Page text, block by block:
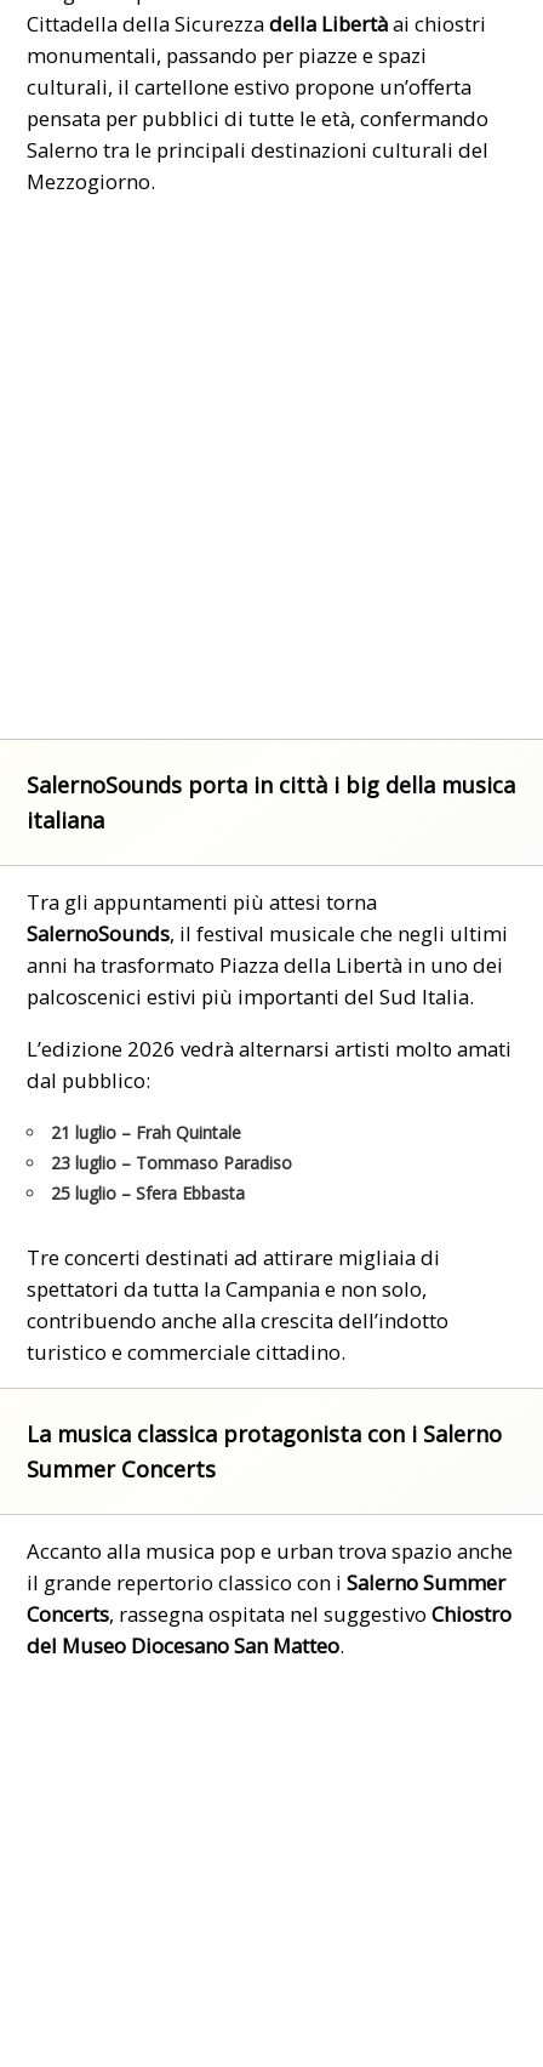
Cittadella della Sicurezzadella Libertàai chiostri
monumentali, passando per piazze e spazi
culturali, il cartellone estivo propone un’offerta
pensata per pubblici di tutte le età, confermando
Salerno tra le principali destinazioni culturali del
Mezzogiorno.
SalernoSounds porta in città i big della musica
italiana
Tra gli appuntamenti più attesi torna
SalernoSounds, il festival musicale che negli ultimi
anni ha trasformato Piazza della Libertà in uno dei
palcoscenici estivi più importanti del Sud Italia.
L’edizione 2026 vedrà alternarsi artisti molto amati
dal pubblico:
21 luglio – Frah Quintale
23 luglio – Tommaso Paradiso
25 luglio – Sfera Ebbasta
Tre concerti destinati ad attirare migliaia di
spettatori da tutta la Campania e non solo,
contribuendo anche alla crescita dell’indotto
turistico e commerciale cittadino.
La musica classica protagonista con i Salerno
Summer Concerts
Accanto alla musica pop e urban trova spazio anche
il grande repertorio classico con iSalerno Summer
Concerts, rassegna ospitata nel suggestivoChiostro
del Museo Diocesano San Matteo.